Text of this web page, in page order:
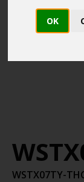
OK
WSTX07TY-